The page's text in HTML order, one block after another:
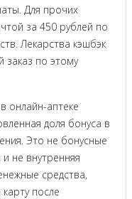
Для прочих
за 450 рублей по
Лекарства кэшбэк
заказ по этому
онлайн-аптеке
доля бонуса в
Это не бонусные
и не внутренняя
средства,
после